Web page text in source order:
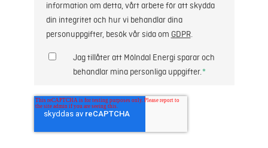
Jag tillåter att Mölndal Energi sparar och
behandlar mina personliga uppgifter.*
information om detta, vårt arbete för att skydda
din integritet och hur vi behandlar dina
personuppgifter, besök vår sida om GDPR.